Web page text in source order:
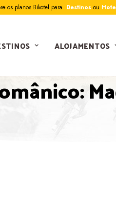
os planos Bikotel para Destinos ou
ALOJAMENTOS